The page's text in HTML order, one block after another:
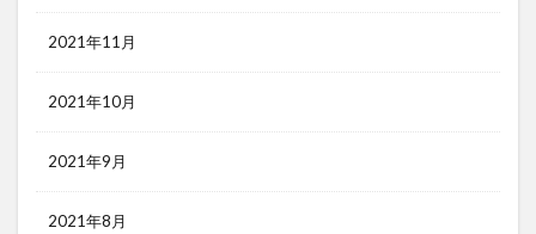
2021年11月
2021年10月
2021年9月
2021年8月